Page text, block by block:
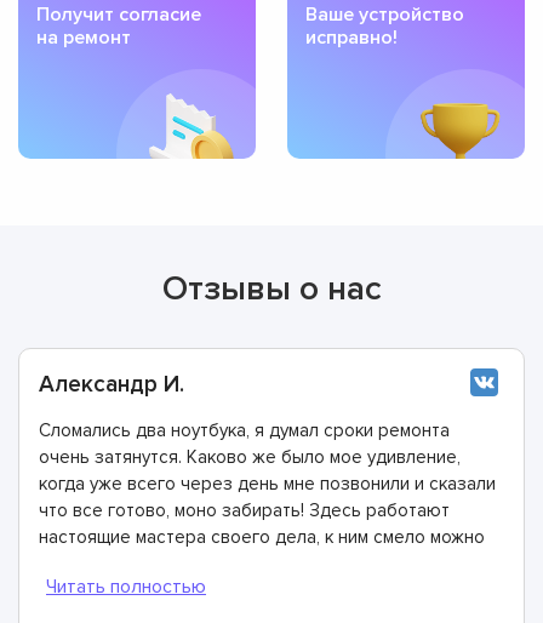
Получит согласие
на ремонт
Ваше устройство
исправно!
Отзывы о нас
Александр И.
Сломались два ноутбука, я думал сроки ремонта
очень затянутся. Каково же было мое удивление,
когда уже всего через день мне позвонили и сказали
что все готово, моно забирать! Здесь работают
настоящие мастера своего дела, к ним смело можно